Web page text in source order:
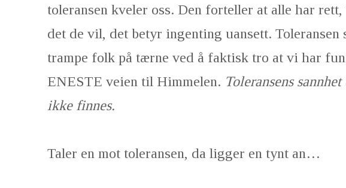
toleransen kveler oss. Den forteller at alle har
det de vil, det betyr ingenting uansett. Toleransen
trampe folk på tærne ved å faktisk tro at vi har
ENESTE veien til Himmelen. Toleransens
ikke finnes.
Taler en mot toleransen, da ligger en tynt an…